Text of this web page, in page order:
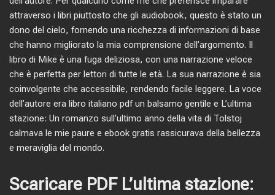
attraverso i libri piuttosto che gli audiobook, questo è stato un
dono del cielo, fornendo una ricchezza di informazioni di base
che hanno migliorato la mia comprensione dell’argomento. Il
libro di Mike è una fuga deliziosa, con una narrazione veloce
che è perfetta per lettori di tutte le età. La sua narrazione è sia
coinvolgente che accessibile, rendendo facile leggere. La voce
dell’autore era libro italiano pdf un balsamo gentile e L’ultima
stazione: Un romanzo sull’ultimo anno della vita di Tolstoj
calmava le mie paure e ebook gratis rassicurava della bellezza
e meraviglia del mondo.
Scaricare PDF L’ultima stazione: